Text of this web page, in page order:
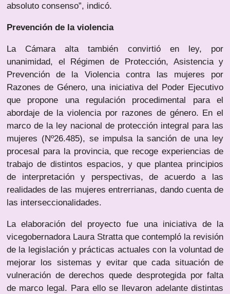
absoluto consenso”, indicó.
Prevención de la violencia
La Cámara alta también convirtió en ley, por
unanimidad, el Régimen de Protección, Asistencia y
Prevención de la Violencia contra las mujeres por
Razones de Género, una iniciativa del Poder Ejecutivo
que propone una regulación procedimental para el
abordaje de la violencia por razones de género. En el
marco de la ley nacional de protección integral para las
mujeres (Nº26.485), se impulsa la sanción de una ley
procesal para la provincia, que recoge experiencias de
trabajo de distintos espacios, y que plantea principios
de interpretación y perspectivas, de acuerdo a las
realidades de las mujeres entrerrianas, dando cuenta de
las interseccionalidades.
La elaboración del proyecto fue una iniciativa de la
vicegobernadora Laura Stratta que contempló la revisión
de la legislación y prácticas actuales con la voluntad de
mejorar los sistemas y evitar que cada situación de
vulneración de derechos quede desprotegida por falta
de marco legal. Para ello se llevaron adelante distintas